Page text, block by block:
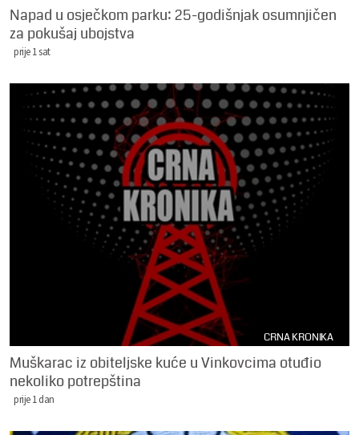
Napad u osječkom parku: 25-godišnjak osumnjičen
za pokušaj ubojstva
prije 1 sat
CRNA KRONIKA
Muškarac iz obiteljske kuće u Vinkovcima otuđio
nekoliko potrepština
prije 1 dan